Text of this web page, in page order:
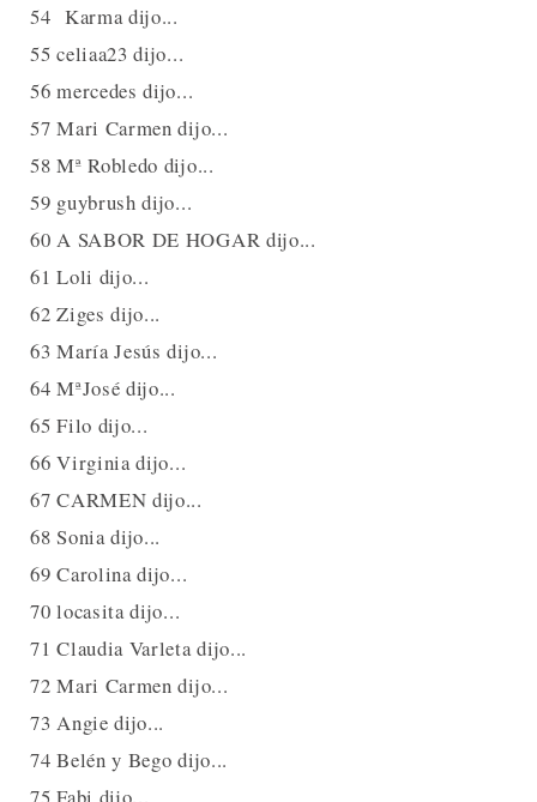
54 Karma dijo...
55 celiaa23 dijo...
56 mercedes dijo...
57 Mari Carmen dijo...
58 Mª Robledo dijo...
59 guybrush dijo...
60 A SABOR DE HOGAR dijo...
61 Loli dijo...
62 Ziges dijo...
63 María Jesús dijo...
64 MªJosé dijo...
65 Filo dijo...
66 Virginia dijo...
67 CARMEN dijo...
68 Sonia dijo...
69 Carolina dijo...
70 locasita dijo...
71 Claudia Varleta dijo...
72 Mari Carmen dijo...
73 Angie dijo...
74 Belén y Bego dijo...
75 Fabi dijo...